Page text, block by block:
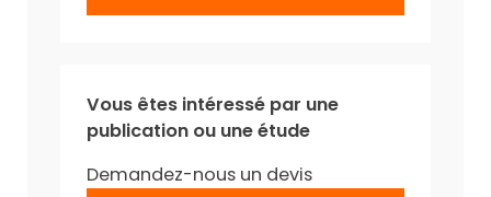
Vous êtes intéressé par une
publication ou une étude
Demandez-nous un devis